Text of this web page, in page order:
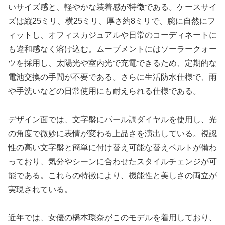
いサイズ感と、軽やかな装着感が特徴である。ケースサイ
ズは縦25ミリ、横25ミリ、厚さ約8ミリで、腕に自然にフ
ィットし、オフィスカジュアルや日常のコーディネートに
も違和感なく溶け込む。ムーブメントにはソーラークォー
ツを採用し、太陽光や室内光で充電できるため、定期的な
電池交換の手間が不要である。さらに生活防水仕様で、雨
や手洗いなどの日常使用にも耐えられる仕様である。
デザイン面では、文字盤にパール調ダイヤルを使用し、光
の角度で微妙に表情が変わる上品さを演出している。視認
性の高い文字盤と簡単に付け替え可能な替えベルトが備わ
っており、気分やシーンに合わせたスタイルチェンジが可
能である。これらの特徴により、機能性と美しさの両立が
実現されている。
近年では、女優の橋本環奈がこのモデルを着用しており、